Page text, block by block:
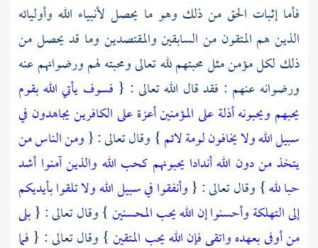
فأما إثبات الحق من ذلك وهو ما يحصل لأنبياء الله وأوليائه
الذين هم المتقون من السابقين والمقتصدين وما قد يحصل من
ذلك لكل مؤمن مثل محبتهم لله تعالى ومحبته لهم ورضوانهم عنه
ورضوانه عنهم : فقد قال الله تعالى : { فسوف يأتي الله بقوم
يحبهم ويحبونه أذلة على المؤمنين أعزة على الكافرين يجاهدون في
سبيل الله ولا يخافون لومة لائم} وقال تعالى : {ومن الناس من
يتخذ من دون الله أندادا يحبونهم كحب الله والذين آمنوا أشد
حبا لله} وقال تعالى : {وأنفقوا في سبيل الله ولا تلقوا بأيديكم
إلى التهلكة وأحسنوا إن الله يحب المحسنين} وقال تعالى : {بلى
من أوفى بعهده واتقى فإن الله يحب المتقين} وقال تعالى : { فما